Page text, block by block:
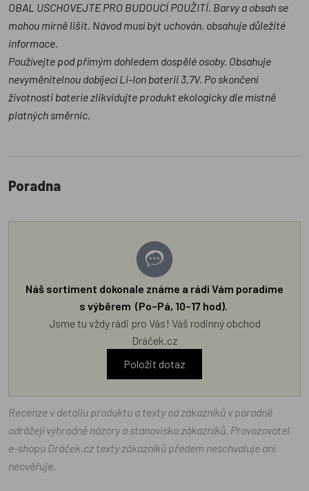
OBAL USCHOVEJTE PRO BUDOUCÍ POUŽITÍ. Barvy a obsah se
mohou mírně lišit. Návod musí být uchován, obsahuje důležité
informace.
Používejte pod přímým dohledem dospělé osoby. Obsahuje
nevyměnitelnou dobíjecí Li-Ion baterii 3,7V. Po skončení
životnosti baterie zlikvidujte produkt ekologicky dle místně
platných směrnic.
Poradna
Náš sortiment dokonale známe a rádi Vám poradíme
s výběrem (Po–Pá, 10–17 hod).
Jsme tu vždy rádi pro Vás! Váš rodinný obchod
Dráček.cz
Položit dotaz
Recenze v detailu produktu a texty od zákazníků v poradně
odrážejí výhradně názory a stanoviska zákazníků. Provozovatel
e-shopu Dráček.cz texty zákazníků předem neschvaluje ani
neověřuje.